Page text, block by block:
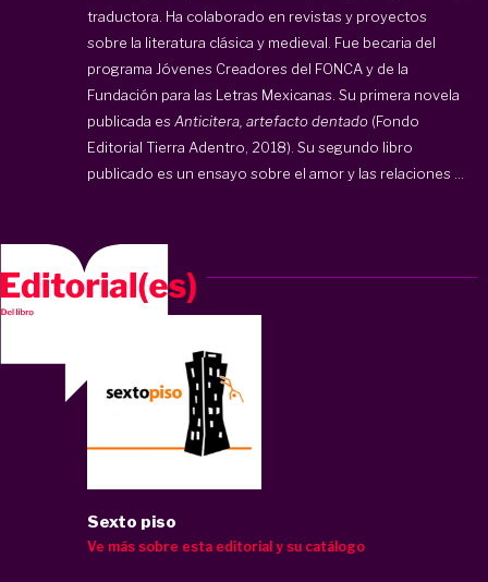
traductora. Ha colaborado en revistas y proyectos
sobre la literatura clásica y medieval. Fue becaria del
programa Jóvenes Creadores del FONCA y de la
Fundación para las Letras Mexicanas. Su primera novela
publicada es Anticitera, artefacto dentado (Fondo
Editorial Tierra Adentro, 2018). Su segundo libro
publicado es un ensayo sobre el amor y las relaciones ...
Sexto piso
Ve más sobre esta editorial y su catálogo